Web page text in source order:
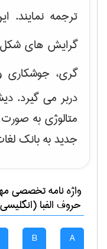
ترجمه نمایند.
گرایش های شکل
گری، جوشکاری
دربر می گیرد.
متالوژی به
جدید به بانک
واژه نامه تخصصی
حروف الفبا
A
B